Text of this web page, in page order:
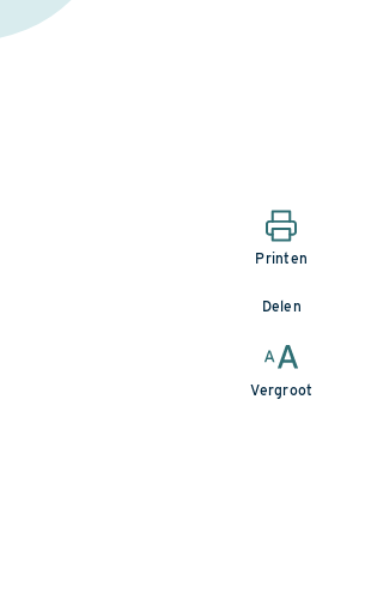
Printen
Delen
Vergroot